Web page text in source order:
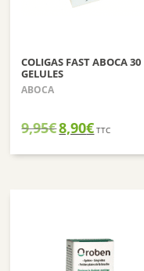
COLIGAS FAST ABOCA 30
GELULES
ABOCA
9,95€Le
initial
8,90€Le
actuel
TTC